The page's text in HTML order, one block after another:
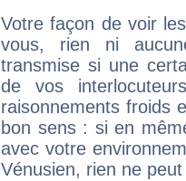
Votre façon de voir
vous, rien ni
transmise si une
de vos
raisonnements froids
bon sens : si en
avec votre
Vénusien, rien ne